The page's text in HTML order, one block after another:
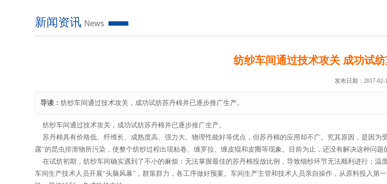
新闻资讯 News
纺纱车间通过技术攻关 成功试
发布日期：2017-02-
导读： 纺纱车间通过技术攻关，成功试纺苏丹棉并已逐步推广生产。
纺纱车间通过技术攻关，成功试纺苏丹棉并已逐步推广生产。
苏丹棉具有价格低、纤维长、成熟度高、强力大、物理性能好等优点，但苏丹棉的应用却不广。究其原因，是因为
露”的昆虫排泄物所污染，使整个纺纱过程出现粘卷、缠罗拉、缠皮辊和皮圈等现象。目前为止，还没有解决这种问题
在试纺初期，纺纱车间确实遇到了不小的麻烦：无法掌握最佳的苏丹棉投放比例，导致细纱环节无法顺利进行；
车间生产技术人员开展“头脑风暴”，群策群力，各工序做好预案。车间生产主管和技术人员亲自操作，从原料投入